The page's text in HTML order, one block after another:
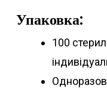
Упаковка:
100